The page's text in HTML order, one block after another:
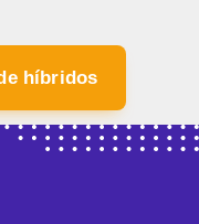
híbridos